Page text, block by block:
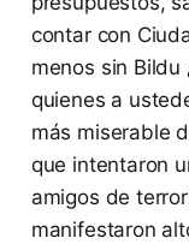
contar con
menos sin
quienes a
más miserable
que intentaron
amigos de
manifestaron